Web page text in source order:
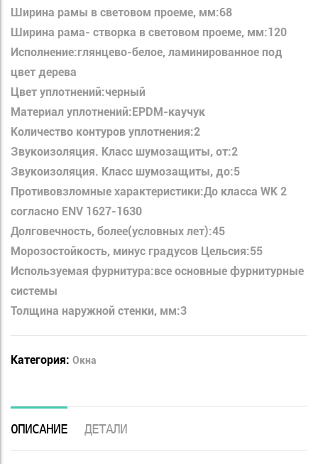
Ширина рамы в световом проеме, мм:68
Ширина рама- створка в световом проеме, мм:120
Исполнение:глянцево-белое, ламинированное под
цвет дерева
Цвет уплотнений:черный
Материал уплотнений:EPDM-каучук
Количество контуров уплотнения:2
Звукоизоляция. Класс шумозащиты, от:2
Звукоизоляция. Класс шумозащиты, до:5
Противовзломные характеристики:До класса WK 2
согласно ENV 1627-1630
Долговечность, более(условных лет):45
Морозостойкость, минус градусов Цельсия:55
Используемая фурнитура:все основные фурнитурные
системы
Толщина наружной стенки, мм:3
Категория: Окна
ОПИСАНИЕ ДЕТАЛИ